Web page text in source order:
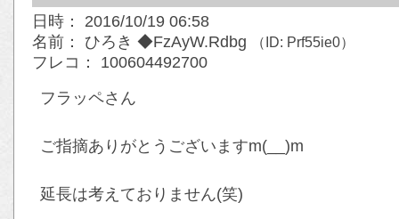
日時： 2016/10/19 06:58
名前： ひろき ◆FzAyW.Rdbg
（ID: Prf55ie0）
フレコ： 100604492700
フラッペさん
ご指摘ありがとうございますm(__)m
延長は考えておりません(笑)